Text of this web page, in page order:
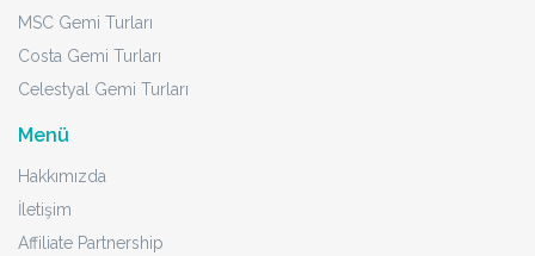
MSC Gemi Turları
Costa Gemi Turları
Celestyal Gemi Turları
Menü
Hakkımızda
İletişim
Affiliate Partnership